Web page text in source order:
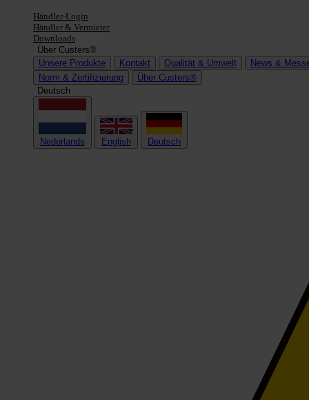
Händler-Login
Händler & Vermieter
Downloads
Über Custers®
Unsere Produkte
Kontakt Qualität & Umwelt
News &
Norm & Zertifizierung
Über Custers®
Deutsch
Nederlands English Deutsch